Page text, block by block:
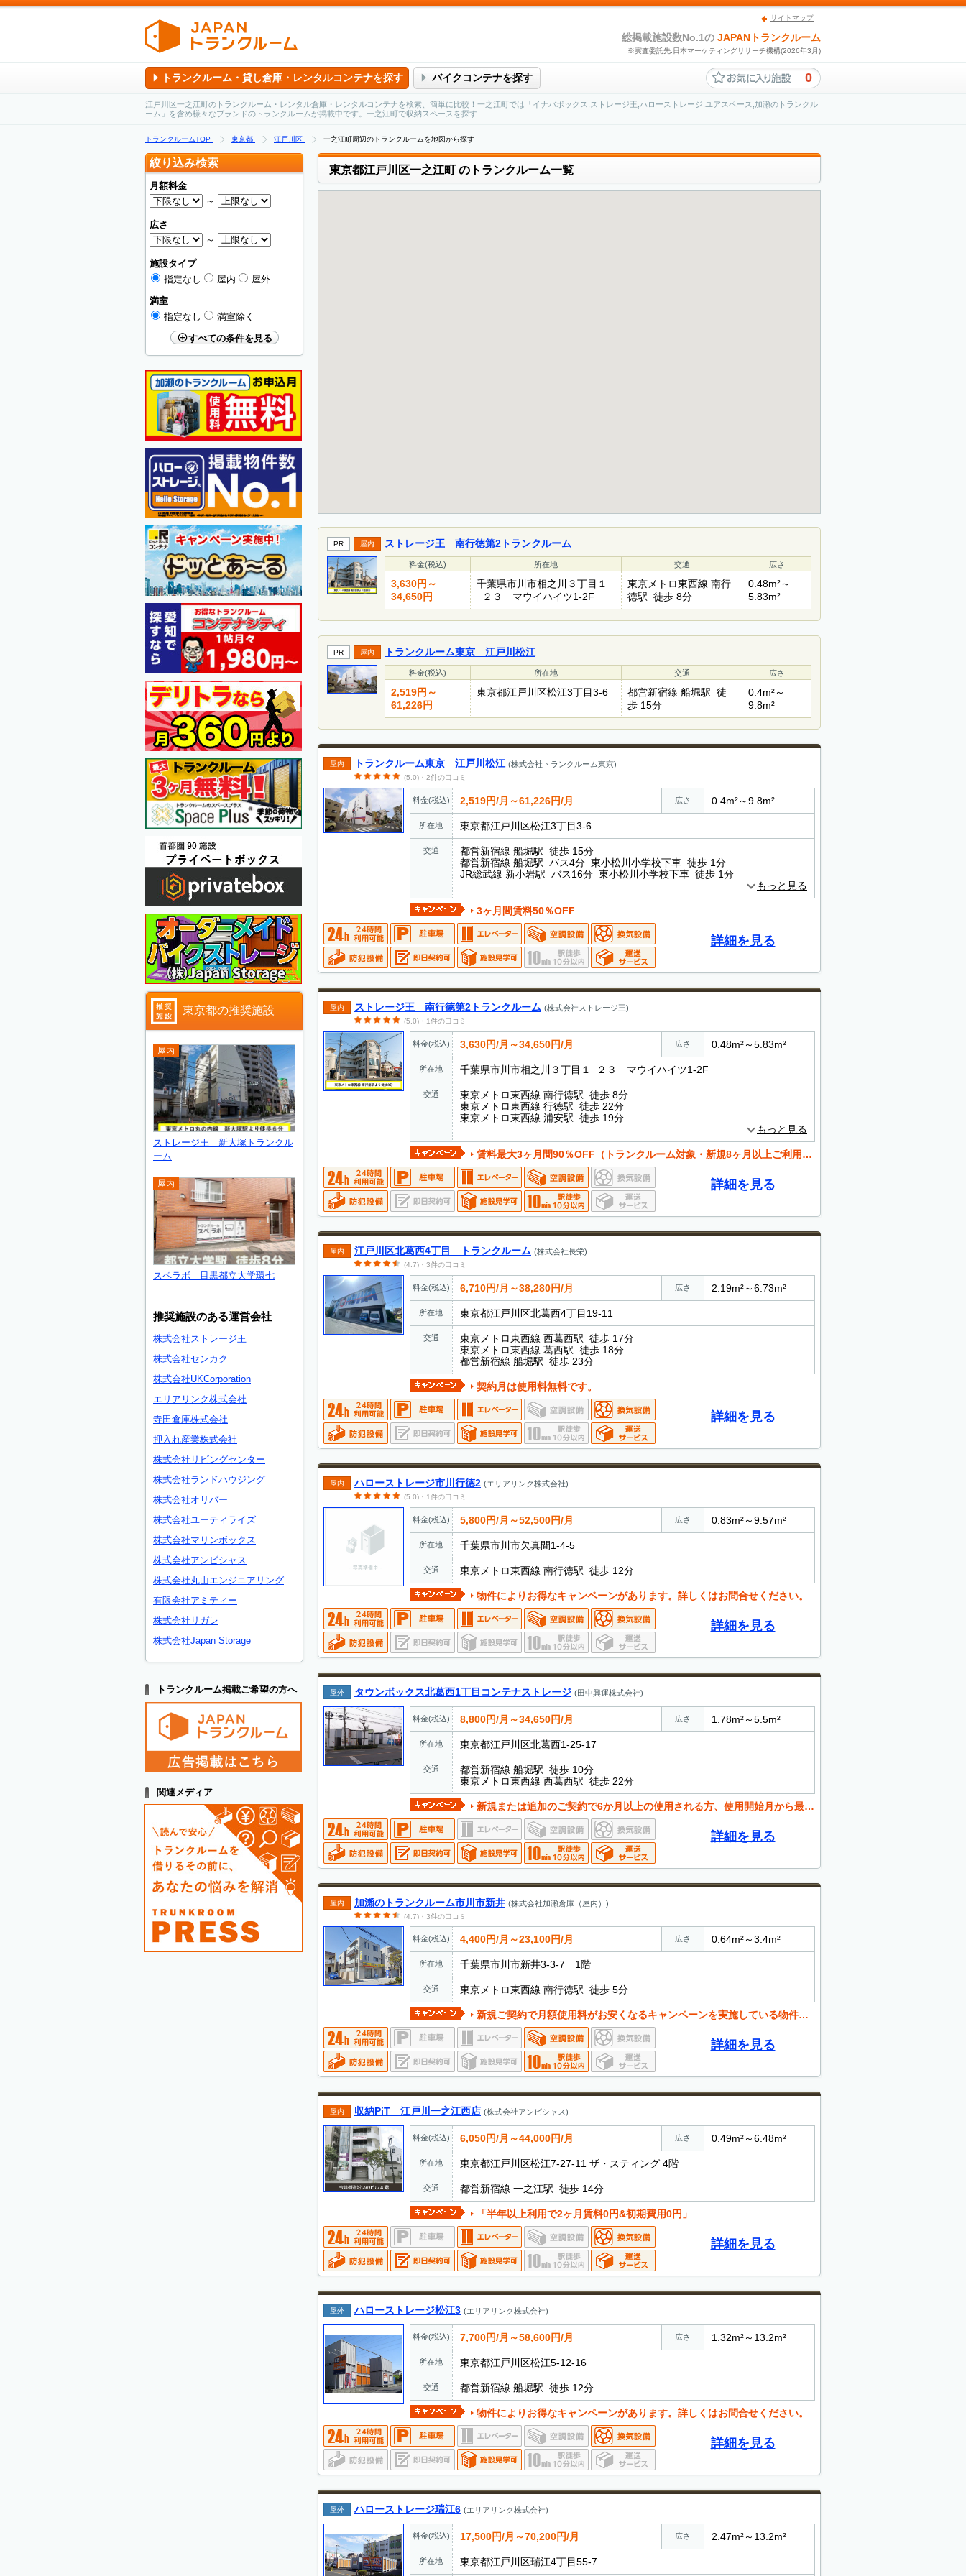
サイトマップ
総掲載施設数No.1の JAPANトランクルーム
※実査委託先:日本マーケティングリサーチ機構(2026年3月)
トランクルーム・貸し倉庫・レンタルコンテナを探す バイクコンテナを探す 0
江戸川区一之江町のトランクルーム・レンタル倉庫・レンタルコンテナを検索、簡単に比較！一之江町では「イナバボックス,ストレージ王,ハローストレージ,ユアスペース,加瀬のトランクル
ーム」を含め様々なブランドのトランクルームが掲載中です。一之江町で収納スペースを探す
トランクルームTOP 東京都 江戸川区 一之江町周辺のトランクルームを地図から探す
東京都江戸川区一之江町のトランクルーム一覧
PR 屋内 ストレージ王 南行徳第2トランクルーム
料金(税込) 所在地 交通 広さ
3,630円～
34,650円
千葉県市川市相之川３丁目１
−２３ マウイハイツ1-2F
東京メトロ東西線 南行
徳駅 徒歩 8分
0.48m²～
5.83m²
PR 屋内 トランクルーム東京 江戸川松江
料金(税込) 所在地 交通 広さ
2,519円～
61,226円
東京都江戸川区松江3丁目3-6
都営新宿線 船堀駅 徒
歩 15分
0.4m²～
9.8m²
屋内 トランクルーム東京 江戸川松江 (株式会社トランクルーム東京)
(5.0)・2件の口コミ
料金(税込) 2,519円/月～61,226円/月 広さ 0.4m²～9.8m²
所在地 東京都江戸川区松江3丁目3-6
交通
都営新宿線 船堀駅 徒歩 15分
都営新宿線 船堀駅 バス4分 東小松川小学校下車 徒歩 1分
JR総武線 新小岩駅 バス16分 東小松川小学校下車 徒歩 1分
もっと見る
3ヶ月間賃料50％OFF
詳細を見る
屋内 ストレージ王 南行徳第2トランクルーム (株式会社ストレージ王)
(5.0)・1件の口コミ
料金(税込) 3,630円/月～34,650円/月 広さ 0.48m²～5.83m²
所在地 千葉県市川市相之川３丁目１−２３ マウイハイツ1-2F
交通
東京メトロ東西線 南行徳駅 徒歩 8分
東京メトロ東西線 行徳駅 徒歩 22分
東京メトロ東西線 浦安駅 徒歩 19分
もっと見る
賃料最大3ヶ月間90％OFF（トランクルーム対象・新規8ヶ月以上ご利用の方）2026年8月末まで
詳細を見る
屋内 江戸川区北葛西4丁目 トランクルーム (株式会社長栄)
(4.7)・3件の口コミ
料金(税込) 6,710円/月～38,280円/月 広さ 2.19m²～6.73m²
所在地 東京都江戸川区北葛西4丁目19-11
交通
東京メトロ東西線 西葛西駅 徒歩 17分
東京メトロ東西線 葛西駅 徒歩 18分
都営新宿線 船堀駅 徒歩 23分
契約月は使用料無料です。
詳細を見る
屋内 ハローストレージ市川行徳2 (エリアリンク株式会社)
(5.0)・1件の口コミ
料金(税込) 5,800円/月～52,500円/月 広さ 0.83m²～9.57m²
所在地 千葉県市川市欠真間1-4-5
交通 東京メトロ東西線 南行徳駅 徒歩 12分
物件によりお得なキャンペーンがあります。詳しくはお問合せください。
詳細を見る
屋外 タウンボックス北葛西1丁目コンテナストレージ (田中興運株式会社)
料金(税込) 8,800円/月～34,650円/月 広さ 1.78m²～5.5m²
所在地 東京都江戸川区北葛西1-25-17
交通
都営新宿線 船堀駅 徒歩 10分
東京メトロ東西線 西葛西駅 徒歩 22分
新規または追加のご契約で6か月以上の使用される方、使用開始月から最大6か月間の使用料が半額になります。
詳細を見る
屋内 加瀬のトランクルーム市川市新井 (株式会社加瀬倉庫（屋内）)
(4.7)・3件の口コミ
料金(税込) 4,400円/月～23,100円/月 広さ 0.64m²～3.4m²
所在地 千葉県市川市新井3-3-7 1階
交通 東京メトロ東西線 南行徳駅 徒歩 5分
新規ご契約で月額使用料がお安くなるキャンペーンを実施している物件もございます。お気軽にお問い合わせください。
詳細を見る
屋内 収納PiT 江戸川一之江西店 (株式会社アンビシャス)
料金(税込) 6,050円/月～44,000円/月 広さ 0.49m²～6.48m²
所在地 東京都江戸川区松江7-27-11 ザ・スティング 4階
交通 都営新宿線 一之江駅 徒歩 14分
「半年以上利用で2ヶ月賃料0円&初期費用0円」
詳細を見る
屋外 ハローストレージ松江3 (エリアリンク株式会社)
料金(税込) 7,700円/月～58,600円/月 広さ 1.32m²～13.2m²
所在地 東京都江戸川区松江5-12-16
交通 都営新宿線 船堀駅 徒歩 12分
物件によりお得なキャンペーンがあります。詳しくはお問合せください。
詳細を見る
屋外 ハローストレージ瑞江6 (エリアリンク株式会社)
料金(税込) 17,500円/月～70,200円/月 広さ 2.47m²～13.2m²
所在地 東京都江戸川区瑞江4丁目55-7
絞り込み検索
月額料金
～
広さ
～
施設タイプ
指定なし
屋内
屋外
満室
指定なし
満室除く
すべての条件を見る
東京都の推奨施設
屋内
ストレージ王 新大塚トランクル
ーム
屋内
スペラボ 目黒都立大学環七
推奨施設のある運営会社
株式会社ストレージ王
株式会社センカク
株式会社UKCorporation
エリアリンク株式会社
寺田倉庫株式会社
押入れ産業株式会社
株式会社リビングセンター
株式会社ランドハウジング
株式会社オリバー
株式会社ユーティライズ
株式会社マリンボックス
株式会社アンビシャス
株式会社丸山エンジニアリング
有限会社アミティー
株式会社リガレ
株式会社Japan Storage
トランクルーム掲載ご希望の方へ
関連メディア